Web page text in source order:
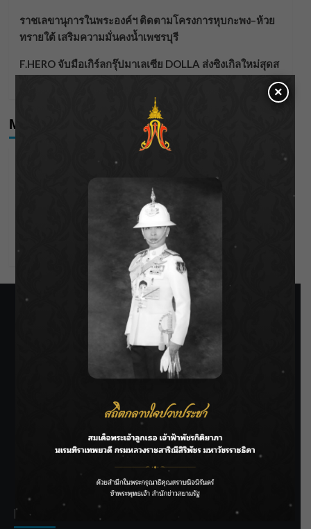
ราชเลขานุการในพระองค์ฯ ติดตามโครงการหุบกะพง–ห้วย
ทรายใต้ เสริมความมั่นคงน้ำเพชรบุรี
F.HERO จับมือเกิร์ลกรุ๊ปมาเลเซีย DOLLA ส่งซิงเกิลใหม่สุดส
Meta
SIAMRATH VARIETY
THE BEST ENTERTAINMENT
Recent Posts
×